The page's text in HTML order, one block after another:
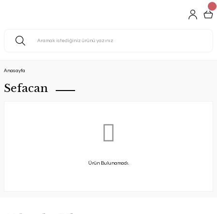
Anasayfa
Sefacan
Ürün Bulunamadı.